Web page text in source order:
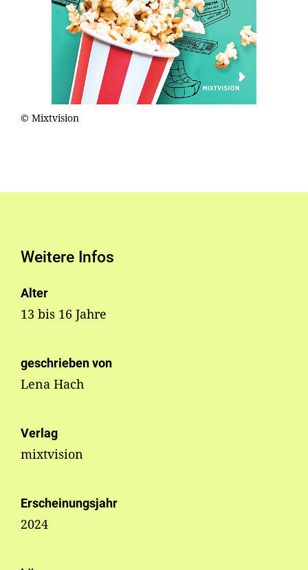
© Mixtvision
Weitere Infos
Alter
13 bis 16 Jahre
geschrieben von
Lena Hach
Verlag
mixtvision
Erscheinungsjahr
2024